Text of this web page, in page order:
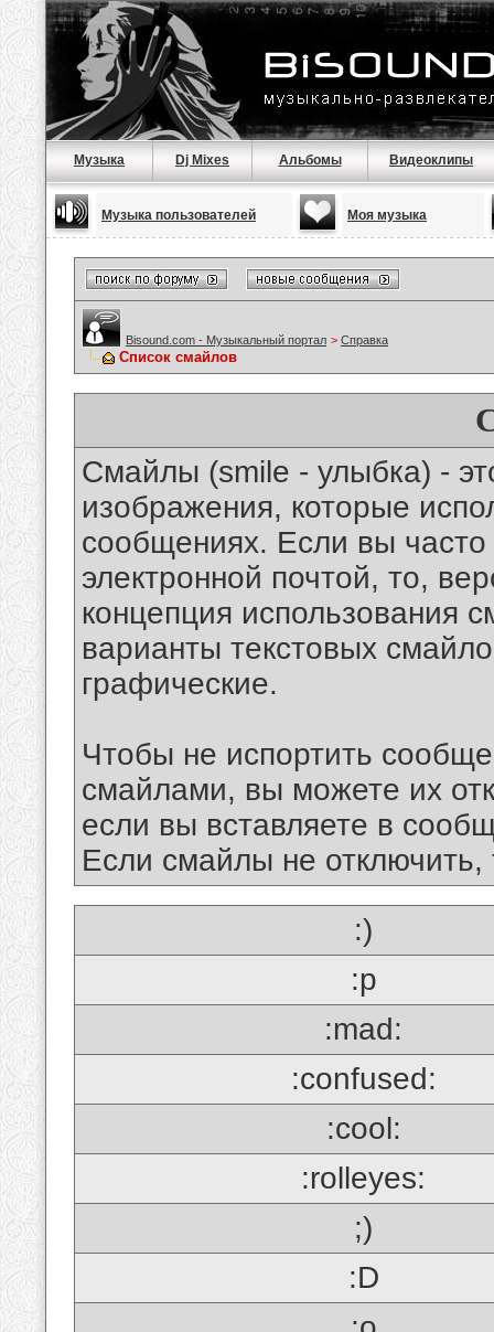
Музыка Dj Mixes Альбомы Видеоклипы
Музыка пользователей Моя музыка
Bisound.com - Музыкальный портал > Справка
Список смайлов
Смайлы (smile - улыбка) -
изображения, которые
сообщениях. Если вы часто
электронной почтой, то,
концепция использования
варианты текстовых
графические.
Чтобы не испортить
смайлами, вы можете их
если вы вставляете в
Если смайлы не отключить,
:)
:p
:mad:
:confused:
:cool:
:rolleyes:
;)
:D